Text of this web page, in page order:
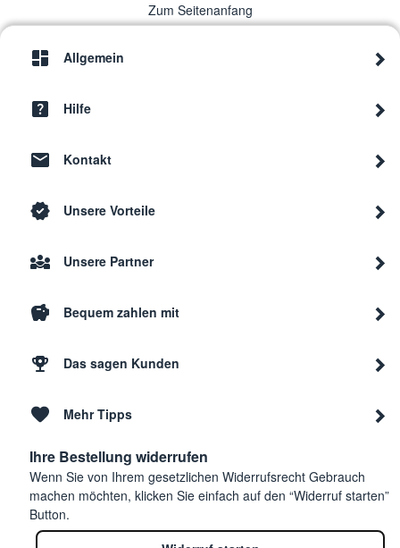
Zum Seitenanfang
Allgemein
Hilfe
Kontakt
Unsere Vorteile
Unsere Partner
Bequem zahlen mit
Das sagen Kunden
Mehr Tipps
Ihre Bestellung widerrufen
Wenn Sie von Ihrem gesetzlichen Widerrufsrecht Gebrauch
machen möchten, klicken Sie einfach auf den “Widerruf starten”
Button.